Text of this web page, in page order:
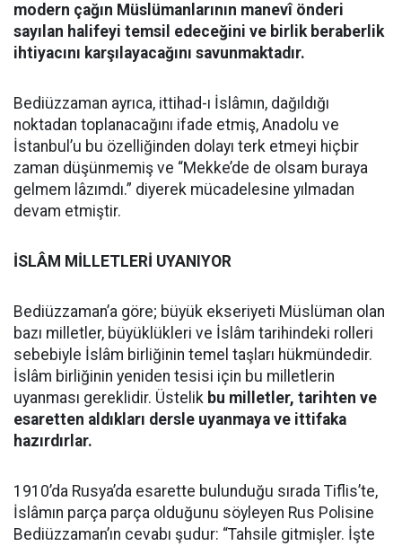
modern çağın Müslümanlarının manevî önderi
sayılan halifeyi temsil edeceğini ve birlik beraberlik
ihtiyacını karşılayacağını savunmaktadır.
Bediüzzaman ayrıca, ittihad-ı İslâmın, dağıldığı
noktadan toplanacağını ifade etmiş, Anadolu ve
İstanbul’u bu özelliğinden dolayı terk etmeyi hiçbir
zaman düşünmemiş ve “Mekke’de de olsam buraya
gelmem lâzımdı.” diyerek mücadelesine yılmadan
devam etmiştir.
İSLÂM MİLLETLERİ UYANIYOR
Bediüzzaman’a göre; büyük ekseriyeti Müslüman olan
bazı milletler, büyüklükleri ve İslâm tarihindeki rolleri
sebebiyle İslâm birliğinin temel taşları hükmündedir.
İslâm birliğinin yeniden tesisi için bu milletlerin
uyanması gereklidir. Üstelik bu milletler, tarihten ve
esaretten aldıkları dersle uyanmaya ve ittifaka
hazırdırlar.
1910’da Rusya’da esarette bulunduğu sırada Tiflis’te,
İslâmın parça parça olduğunu söyleyen Rus Polisine
Bediüzzaman’ın cevabı şudur: “Tahsile gitmişler. İşte